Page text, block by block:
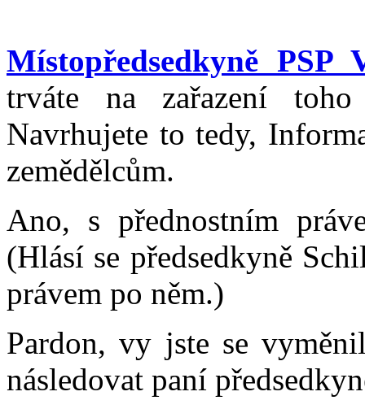
Místopředsedkyně PSP
trváte na zařazení
Navrhujete to tedy,
zemědělcům.
Ano, s přednostním
(Hlásí se předsedkyně
právem po něm.)
Pardon, vy jste se
následovat paní